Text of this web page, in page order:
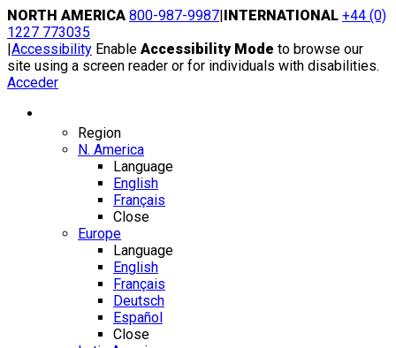
Skip
to
content
NORTH AMERICA 800-987-9987|INTERNATIONAL +44 (0)
1227 773035
|Accessibility Enable Accessibility Mode to browse our
site using a screen reader or for individuals with disabilities.
Acceder
Region
N. America
Language
English
Français
Close
Europe
Language
English
Français
Deutsch
Español
Close